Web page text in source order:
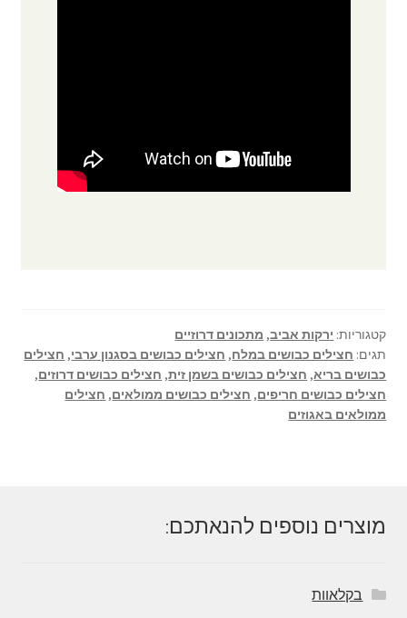
קטגוריות: ירקות אביב, מתכונים דרוזיים
תגים: חצילים כבושים במלח, חצילים כבושים בסגנון ערבי, חצילים
כבושים בריא, חצילים כבושים בשמן זית, חצילים כבושים דרוזים,
חצילים כבושים חריפים, חצילים כבושים ממולאים, חצילים
ממולאים באגוזים
מוצרים נוספים להנאתכם:
בקלאוות